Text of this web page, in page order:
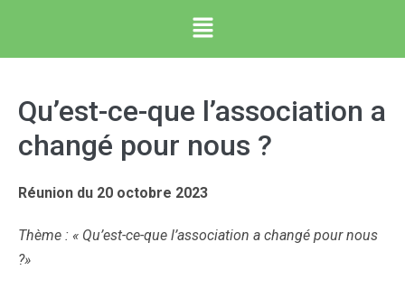
Qu’est-ce-que l’association a
changé pour nous ?
Réunion du 20 octobre 2023
Thème : « Qu’est-ce-que l’association a changé pour nous
?»